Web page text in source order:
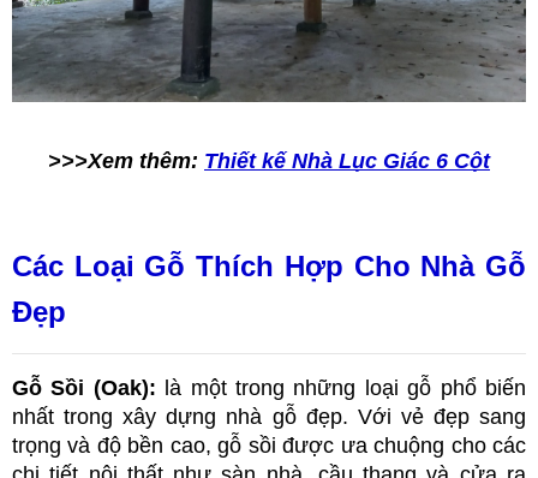
>>>Xem thêm: Thiết kế Nhà Lục Giác 6 Cột
Các Loại Gỗ Thích Hợp Cho Nhà Gỗ
Đẹp
Gỗ Sồi (Oak): là một trong những loại gỗ phổ biến
nhất trong xây dựng nhà gỗ đẹp. Với vẻ đẹp sang
trọng và độ bền cao, gỗ sồi được ưa chuộng cho các